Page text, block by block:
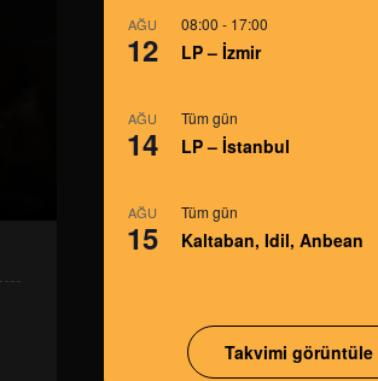
AĞU
12
08:00 - 17:00
LP – İzmir
AĞU
14
Tüm gün
LP – İstanbul
AĞU
15
Tüm gün
Kaltaban, Idil, Anbean
Takvimi görüntüle